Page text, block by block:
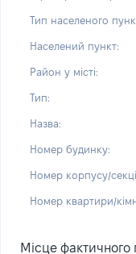
Тип населеного
Населений пункт:
Район у місті:
Тип:
Назва:
Номер будинку:
Номер корпусу/
Номер квартири/
Місце фактичного